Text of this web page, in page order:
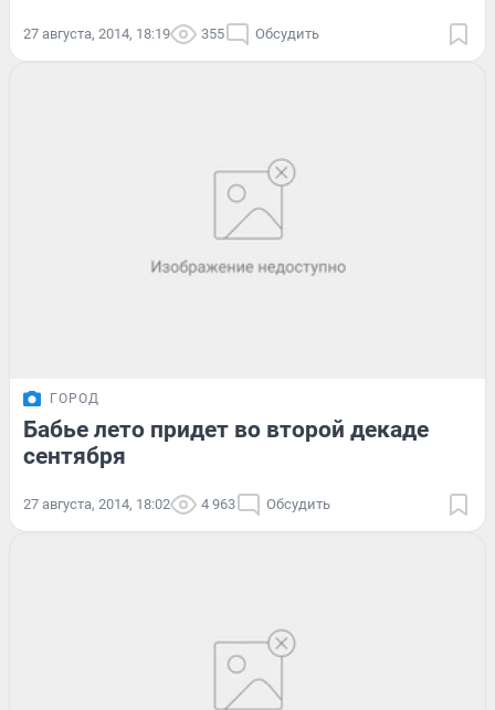
27 августа, 2014, 18:19 355 Обсудить
ГОРОД
Бабье лето придет во второй декаде
сентября
27 августа, 2014, 18:02 4 963 Обсудить